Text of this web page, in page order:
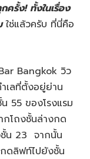
ครั้ง! ทั้งในเรื่อง
ใช่แล้วครับ ที่นี่คือ
Bangkok วิว
เลที่ตั้งอยู่ย่าน
55 ของโรงแรม
โถงชั้นล่างกด
ชั้น 23 จากนั้น
ดลิฟท์ไปยังชั้น